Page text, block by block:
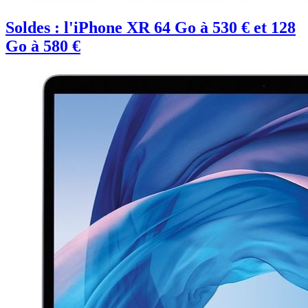
Soldes : l'iPhone XR 64 Go à 530 € et 128
Go à 580 €